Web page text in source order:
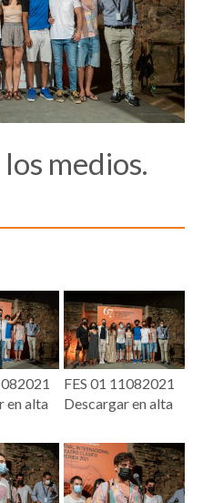
medios.
en alta
FES 01 11082021
Descargar en alta